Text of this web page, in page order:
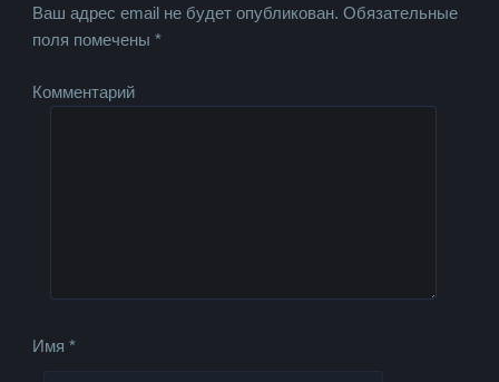
Ваш адрес email не будет опубликован. Обязательные
поля помечены*
Комментарий
Имя*